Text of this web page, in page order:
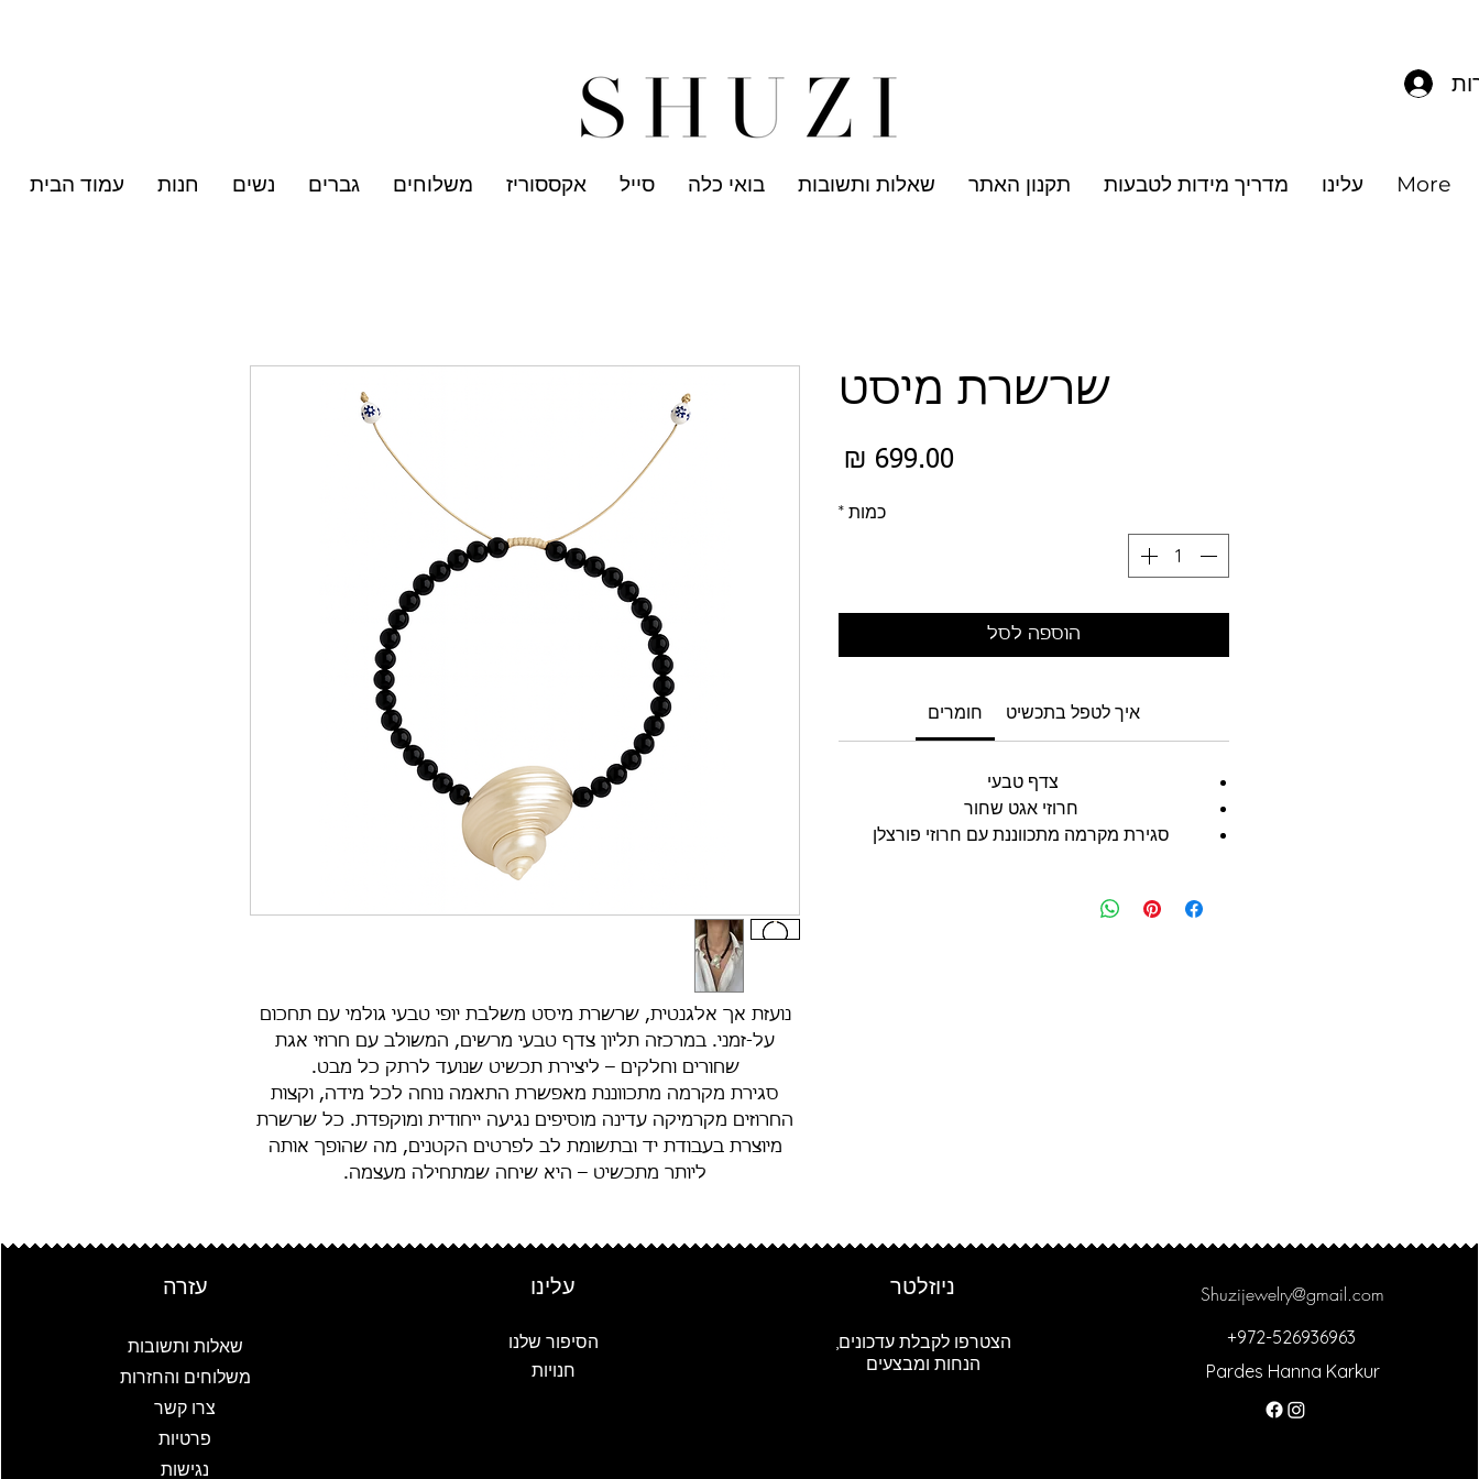
עמוד הבית חנות נשים גברים משלוחים אקססוריז סייל בואי כלה שאלות ותשובות תקנון האתר מדריך מידות לטבעות עלינו More
נועזת אך אלגנטית, שרשרת מיסט משלבת יופי טבעי גולמי עם תחכום
על-זמני. במרכזה תליון צדף טבעי מרשים, המשולב עם חרוזי אגת
שחורים וחלקים – ליצירת תכשיט שנועד לרתק כל מבט.
סגירת מקרמה מתכווננת מאפשרת התאמה נוחה לכל מידה, וקצות
החרוזים מקרמיקה עדינה מוסיפים נגיעה ייחודית ומוקפדת. כל שרשרת
מיוצרת בעבודת יד ובתשומת לב לפרטים הקטנים, מה שהופך אותה
ליותר מתכשיט – היא שיחה שמתחילה מעצמה.
שרשרת מיסט
כמות *
הוספה לסל
חומרים איך לטפל בתכשיט
צדף טבעי
חרוזי אגט שחור
סגירת מקרמה מתכווננת עם חרוזי פורצלן
עזרה
שאלות ותשובות
משלוחים והחזרות
צרו קשר
פרטיות
נגישות
עלינו
הסיפור שלנו
חנויות
ניוזלטר
הצטרפו לקבלת עדכונים,
הנחות ומבצעים
Shuzijewelry@gmail.com
+972-526936963
Pardes Hanna Karkur